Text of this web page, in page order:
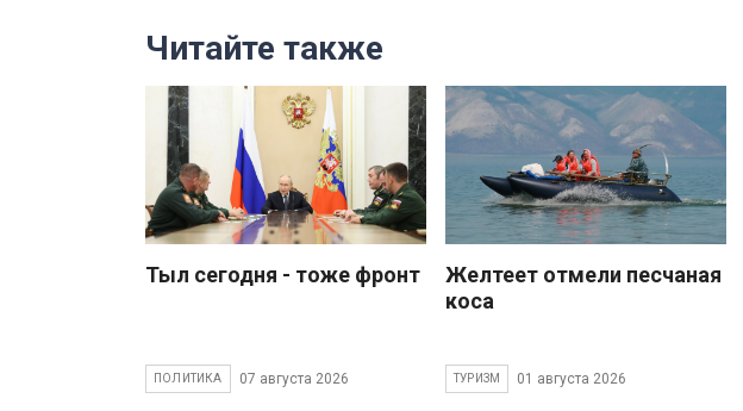
Читайте также
Тыл сегодня - тоже фронт
ПОЛИТИКА 07 августа 2026
Желтеет отмели песчаная
коса
ТУРИЗМ 01 августа 2026